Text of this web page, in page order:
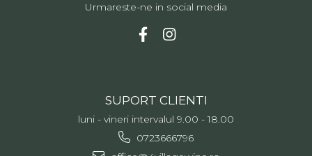
Urmareste-ne in social media
SUPORT CLIENTI
luni - vineri intervalul 9.00 - 18.00
0723666796